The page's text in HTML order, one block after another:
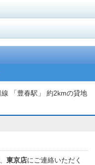
「豊春駅」 約2kmの貸地
東京店にご連絡いただく